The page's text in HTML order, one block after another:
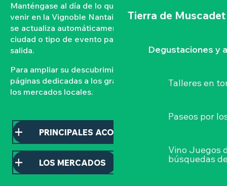
Tierra de Muscadet
Degustaciones y
Talleres en
Paseos por
Vino Juegos
búsquedas
Manténgase al día de lo que ocurre y lo que está por
venir en la Vignoble Nantais con nuestra agenda que
se actualiza automáticamente. Filtre por fecha,
ciudad o tipo de evento para organizar su próxima
salida.
Para ampliar su descubrimiento, consulte nuestras
páginas dedicadas a los grandes acontecimientos y a
los mercados locales.
PRINCIPALES ACONTECIMIENTOS
LOS MERCADOS